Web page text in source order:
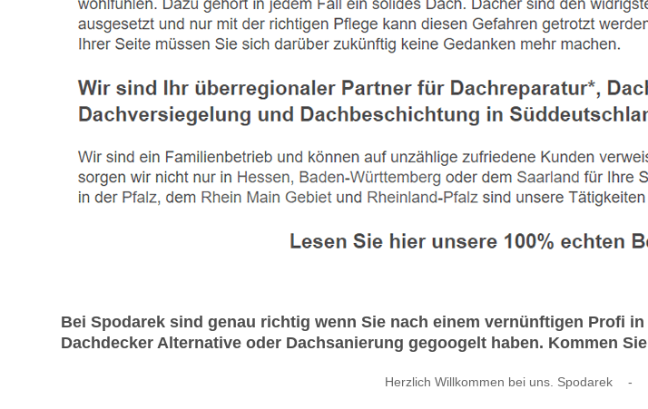
Bei Spodarek sind genau richtig wenn Sie nach einem vernünftigen Profi
Dachdecker Alternative oder Dachsanierung gegoogelt haben. Kommen
Herzlich Willkommen bei uns. Spodarek -